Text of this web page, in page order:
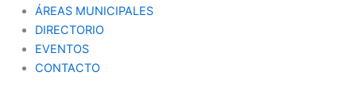
ÁREAS MUNICIPALES
DIRECTORIO
EVENTOS
CONTACTO